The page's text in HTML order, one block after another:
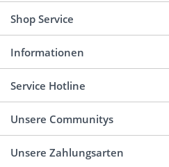
Shop Service
Informationen
Service Hotline
Unsere Communitys
Unsere Zahlungsarten